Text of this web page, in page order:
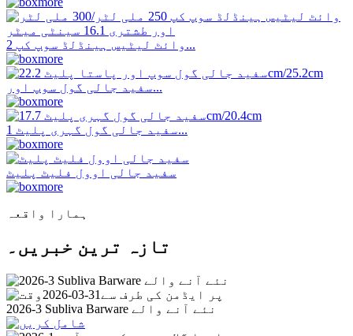
وائٹ لیٹیس ہینڈلڈ سوپ کپ 2...
سفید جالی گول سوپ اور...
سفید جالی گول گہری پلیٹ 1...
سفید جالی اوول فلیٹ پلیٹ
ہمارا واقعہ
تازہ ترین خبریں۔
پر ایڈمن کی طرف سے 31-03-2026
2026-3 Subliva Barware نئے آنے والے